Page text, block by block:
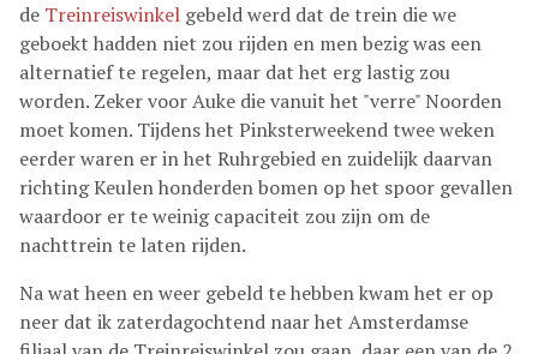
de Treinreiswinkel gebeld werd dat de trein die we
geboekt hadden niet zou rijden en men bezig was een
alternatief te regelen, maar dat het erg lastig zou
worden. Zeker voor Auke die vanuit het "verre" Noorden
moet komen. Tijdens het Pinksterweekend twee weken
eerder waren er in het Ruhrgebied en zuidelijk daarvan
richting Keulen honderden bomen op het spoor gevallen
waardoor er te weinig capaciteit zou zijn om de
nachttrein te laten rijden.
Na wat heen en weer gebeld te hebben kwam het er op
neer dat ik zaterdagochtend naar het Amsterdamse